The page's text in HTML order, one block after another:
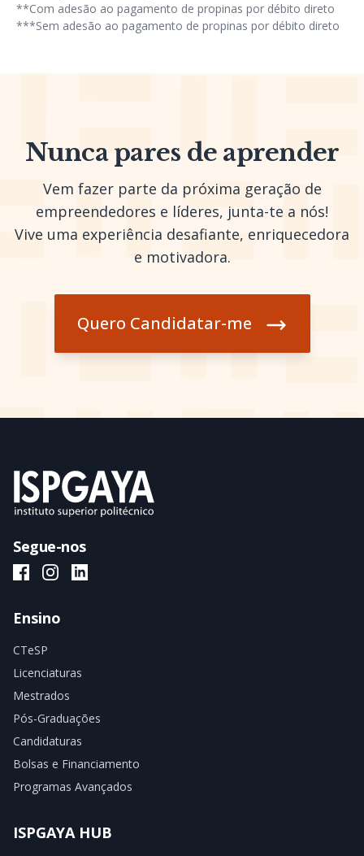
**Com adesão ao pagamento de propinas por débito direto
***Sem adesão ao pagamento de propinas por débito direto
Nunca pares de aprender
Vem fazer parte da próxima geração de
empreendedores e líderes, junta-te a nós!
Vive uma experiência desafiante, enriquecedora
e motivadora.
Quero Candidatar-me
Segue-nos
ISPGAYA Facebook
ISPGAYA Instagram
ISPGAYA LinkedIn
Ensino
CTeSP
Licenciaturas
Mestrados
Pós-Graduações
Candidaturas
Bolsas e Financiamento
Programas Avançados
ISPGAYA HUB